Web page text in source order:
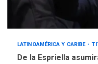
LATINOAMÉRICA Y CARIBE
De la Espriella